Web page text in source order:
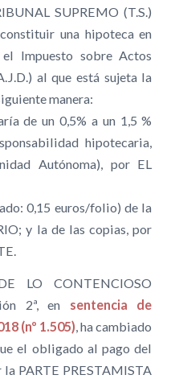
SUPREMO (T.S.)
una hipoteca en
Impuesto sobre Actos
al que está sujeta la
manera:
de un 0,5% a un 1,5 %
hipotecaria,
Autónoma), por EL
0,15 euros/folio) de la
y la de las copias, por
LO CONTENCIOSO
2ª, en sentencia de
(nº 1.505), ha cambiado
el obligado al pago del
PARTE PRESTAMISTA